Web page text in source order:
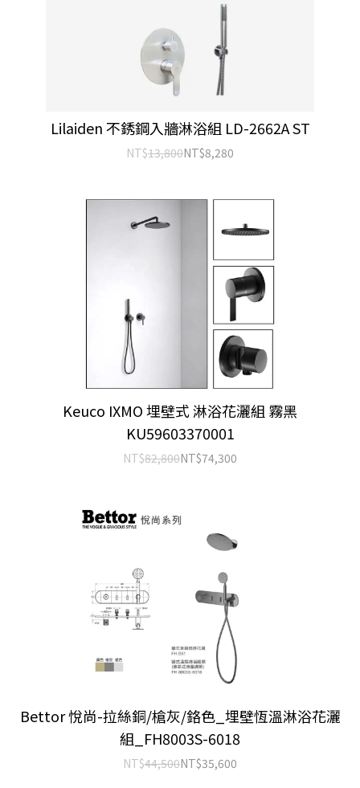
Lilaiden 不銹鋼入牆淋浴組 LD-2662A ST
NT$13,800NT$8,280
Keuco IXMO 埋壁式 淋浴花灑組 霧黑
KU59603370001
NT$82,800NT$74,300
Bettor 悅尚-拉絲銅/槍灰/鉻色_埋壁恆溫淋浴花灑
組_FH8003S-6018
NT$44,500NT$35,600